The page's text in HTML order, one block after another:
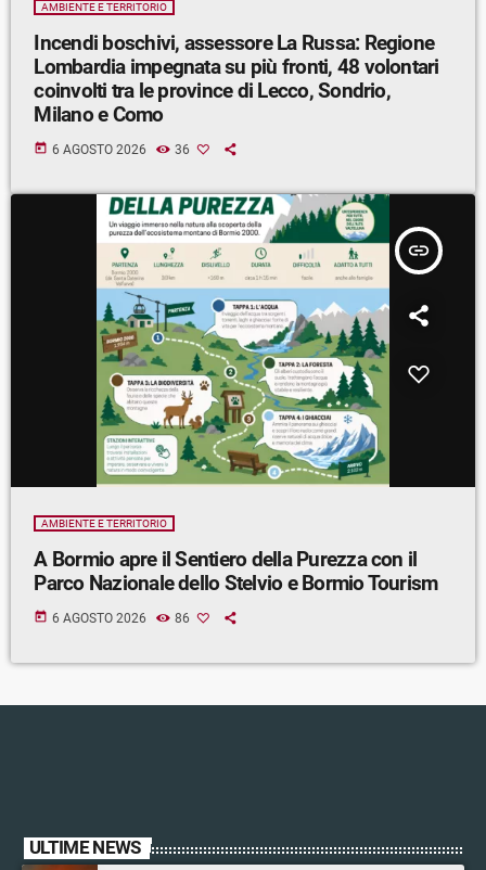
AMBIENTE E TERRITORIO
Incendi boschivi, assessore La Russa: Regione
Lombardia impegnata su più fronti, 48 volontari
coinvolti tra le province di Lecco, Sondrio,
Milano e Como
today 6 AGOSTO 2026 36
insert_link
AMBIENTE E TERRITORIO
A Bormio apre il Sentiero della Purezza con il
Parco Nazionale dello Stelvio e Bormio Tourism
today 6 AGOSTO 2026 86
ULTIME NEWS